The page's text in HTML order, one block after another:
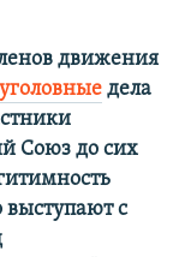
движения
уголовные дела
Союз до сих
выступают с